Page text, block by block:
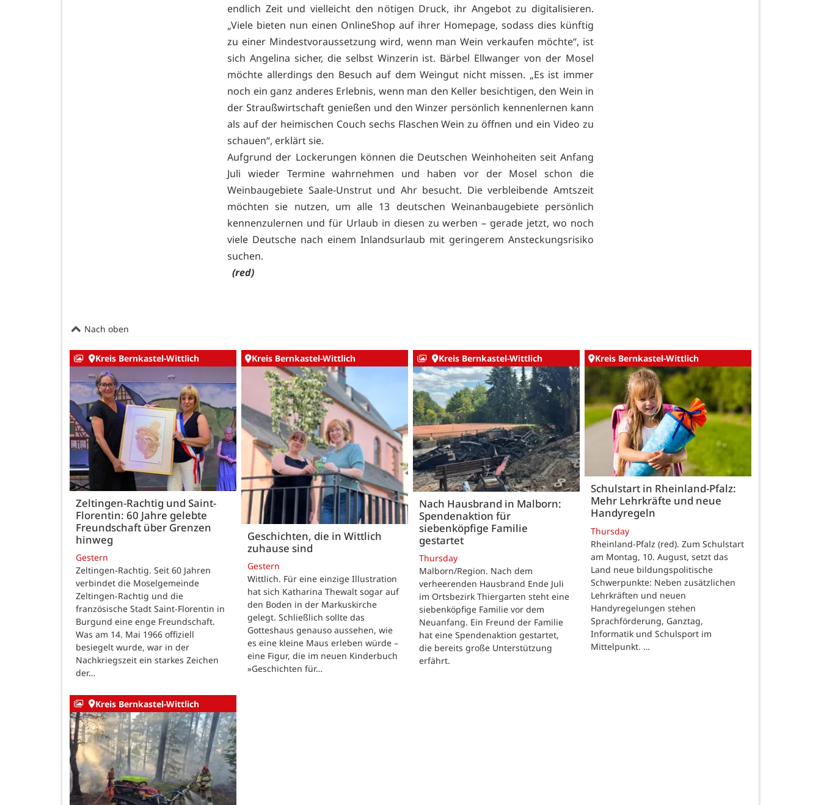
endlich Zeit und vielleicht den nötigen Druck, ihr Angebot zu digitalisieren.
„Viele bieten nun einen OnlineShop auf ihrer Homepage, sodass dies künftig
zu einer Mindestvoraussetzung wird, wenn man Wein verkaufen möchte“, ist
sich Angelina sicher, die selbst Winzerin ist. Bärbel Ellwanger von der Mosel
möchte allerdings den Besuch auf dem Weingut nicht missen. „Es ist immer
noch ein ganz anderes Erlebnis, wenn man den Keller besichtigen, den Wein in
der Straußwirtschaft genießen und den Winzer persönlich kennenlernen kann
als auf der heimischen Couch sechs Flaschen Wein zu öffnen und ein Video zu
schauen“, erklärt sie.
Aufgrund der Lockerungen können die Deutschen Weinhoheiten seit Anfang
Juli wieder Termine wahrnehmen und haben vor der Mosel schon die
Weinbaugebiete Saale-Unstrut und Ahr besucht. Die verbleibende Amtszeit
möchten sie nutzen, um alle 13 deutschen Weinanbaugebiete persönlich
kennenzulernen und für Urlaub in diesen zu werben – gerade jetzt, wo noch
viele Deutsche nach einem Inlandsurlaub mit geringerem Ansteckungsrisiko
suchen.
(red)
Nach oben
Kreis Bernkastel-Wittlich
Zeltingen-Rachtig und Saint-
Florentin: 60 Jahre gelebte
Freundschaft über Grenzen
hinweg
Gestern
Zeltingen-Rachtig. Seit 60 Jahren
verbindet die Moselgemeinde
Zeltingen-Rachtig und die
französische Stadt Saint-Florentin in
Burgund eine enge Freundschaft.
Was am 14. Mai 1966 offiziell
besiegelt wurde, war in der
Nachkriegszeit ein starkes Zeichen
der…
Kreis Bernkastel-Wittlich
Geschichten, die in Wittlich
zuhause sind
Gestern
Wittlich. Für eine einzige Illustration
hat sich Katharina Thewalt sogar auf
den Boden in der Markuskirche
gelegt. Schließlich sollte das
Gotteshaus genauso aussehen, wie
es eine kleine Maus erleben würde –
eine Figur, die im neuen Kinderbuch
»Geschichten für…
Kreis Bernkastel-Wittlich
Nach Hausbrand in Malborn:
Spendenaktion für
siebenköpfige Familie
gestartet
Thursday
Malborn/Region. Nach dem
verheerenden Hausbrand Ende Juli
im Ortsbezirk Thiergarten steht eine
siebenköpfige Familie vor dem
Neuanfang. Ein Freund der Familie
hat eine Spendenaktion gestartet,
die bereits große Unterstützung
erfährt.
Kreis Bernkastel-Wittlich
Schulstart in Rheinland-Pfalz:
Mehr Lehrkräfte und neue
Handyregeln
Thursday
Rheinland-Pfalz (red). Zum Schulstart
am Montag, 10. August, setzt das
Land neue bildungspolitische
Schwerpunkte: Neben zusätzlichen
Lehrkräften und neuen
Handyregelungen stehen
Sprachförderung, Ganztag,
Informatik und Schulsport im
Mittelpunkt. …
Kreis Bernkastel-Wittlich